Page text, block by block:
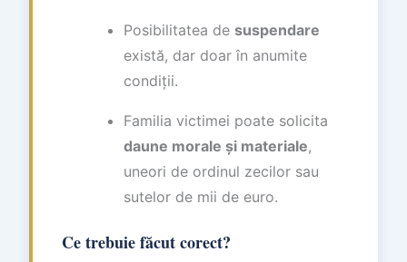
Posibilitatea de suspendare
există, dar doar în anumite
condiții.
Familia victimei poate solicita
daune morale și materiale,
uneori de ordinul zecilor sau
sutelor de mii de euro.
Ce trebuie făcut corect?